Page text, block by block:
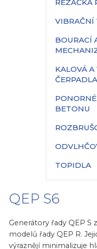
ŘEZAČKA
VIBRAČNÍ
BOURACÍ
KALOVÁ
ČERPADLA
BETONU
TOPIDLA
QEP S6
Generátory řady QEP S
modelů řady QEP R.
výraznějí minimalizuje